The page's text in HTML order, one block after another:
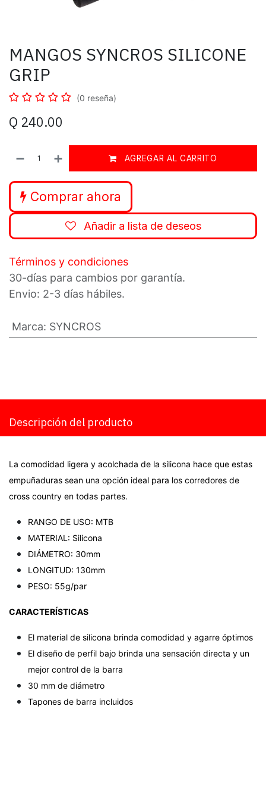
MANGOS SYNCROS SILICONE
GRIP
(0 reseña)
Q 240.00
AGREGAR AL CARRITO
Comprar ahora
Añadir a lista de deseos
Términos y condiciones
30-días para cambios por garantía.
Envio: 2-3 días hábiles.
Marca: SYNCROS
Descripción del producto
La comodidad ligera y acolchada de la silicona hace que estas
empuñaduras sean una opción ideal para los corredores de
cross country en todas partes.
RANGO DE USO: MTB
MATERIAL: Silicona
DIÁMETRO: 30mm
LONGITUD: 130mm
PESO: 55g/par
CARACTERÍSTICAS
El material de silicona brinda comodidad y agarre óptimos
El diseño de perfil bajo brinda una sensación directa y un
mejor control de la barra
30 mm de diámetro
Tapones de barra incluidos